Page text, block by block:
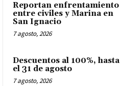
Reportan enfrentamiento
entre civiles y Marina en
San Ignacio
7 agosto, 2026
Descuentos al 100%, hasta
el 31 de agosto
7 agosto, 2026